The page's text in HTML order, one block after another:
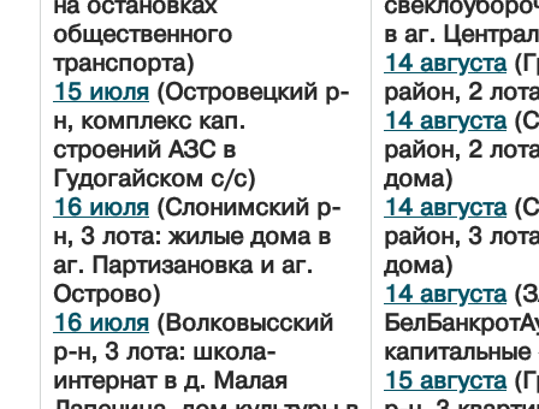
общественного
транспорта)
15 июля (Островецкий р-
н, комплекс кап.
строений АЗС в
Гудогайском с/с)
16 июля (Слонимский р-
н, 3 лота: жилые дома в
аг. Партизановка и аг.
Острово)
16 июля (Волковысский
р-н, 3 лота: школа-
интернат в д. Малая
в аг.
14 августа
район, 2
14 августа
район, 2
дома)
14 августа
район, 3
дома)
14 августа
капитальные
15 августа